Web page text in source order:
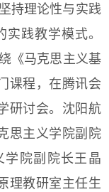
持理论性与实践
践教学模式。
《马克思主义基
课程，在腾讯会
研讨会。沈阳航
思主义学院副院
学院副院长王晶
理教研室主任生